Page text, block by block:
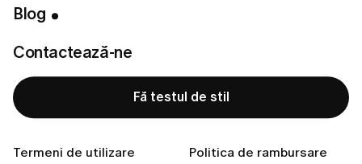
Blog
Contactează-ne
Fă testul de stil
Termeni de utilizare Politica de rambursare
Oferă spațiu fiecărei piese
Un loc mai bun pentru ceasul tău
Alege piese create să dureze